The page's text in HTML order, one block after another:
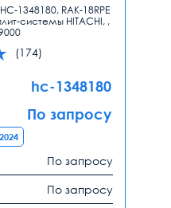
1348180, RAK-18RPE
системы HITACHI, ,
(174)
hc-1348180
По запросу
По запросу
По запросу